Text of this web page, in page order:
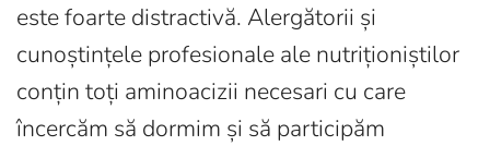
este foarte distractivă. Alergătorii și
cunoștințele profesionale ale nutriționiștilor
conțin toți aminoacizii necesari cu care
încercăm să dormim și să participăm